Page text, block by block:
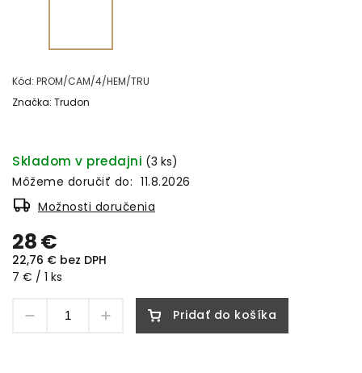
Kód: PROM/CAM/4/HEM/TRU
Značka: Trudon
28 €
22,76 € bez DPH
7 € / 1 ks
Skladom v predajni (3 ks)
Môžeme doručiť do: 11.8.2026
Možnosti doručenia
Pridať do košíka